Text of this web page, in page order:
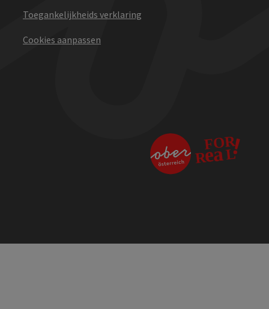
Toegankelijkheids verklaring
Cookies aanpassen